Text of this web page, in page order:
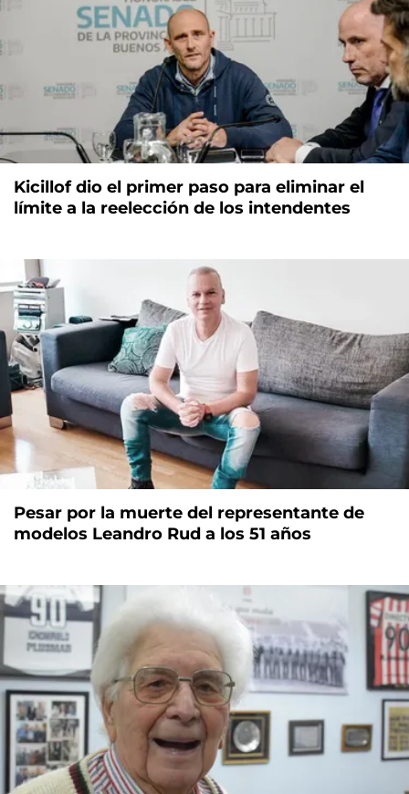
Kicillof dio el primer paso para eliminar el
límite a la reelección de los intendentes
Pesar por la muerte del representante de
modelos Leandro Rud a los 51 años